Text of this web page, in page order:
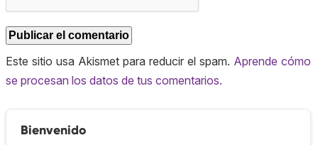
Este sitio usa Akismet para reducir el spam. Aprende cómo
se procesan los datos de tus comentarios.
Bienvenido